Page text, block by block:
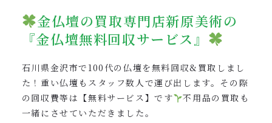
金仏壇の買取専門店新原美術の
『金仏壇無料回収サービス』
石川県金沢市で100代の仏壇を無料回収&買取しまし
た！重い仏壇もスタッフ数人で運び出します。その際
の回収費等は【無料サービス】です
不用品の買取も
一緒にさせていただきました。